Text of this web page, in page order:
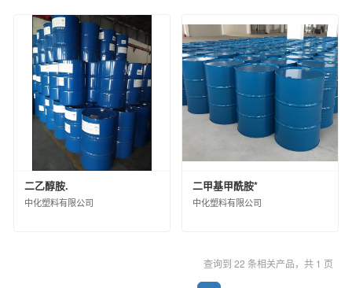
二乙醇胺.
中化塑料有限公司
二甲基甲酰胺*
中化塑料有限公司
查询到 22 条相关产品，共 1 页